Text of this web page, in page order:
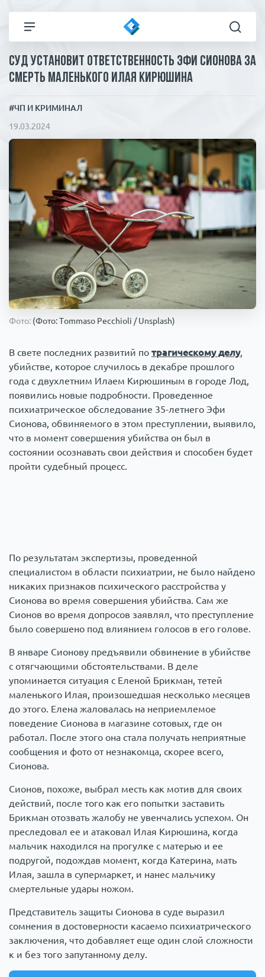
Все новости
Экономика
Общество
Коронавирус
Происшествия
Армия
Технологии
Статьи
ЧП И КРИМИНАЛ
1000 мелочей
Суд установит ответственность Эфи Сионова за
смерть маленького Илая Кирюшина
#ЧП И КРИМИНАЛ
19.03.2024
Фото: (Фото: Tommaso Pecchioli / Unsplash)
В свете последних развитий по трагическому делу,
убийстве, которое случилось в декабре прошлого
года с двухлетним Илаем Кирюшиным в городе Лод,
появились новые подробности. Проведенное
психиатрическое обследование 35-летнего Эфи
Сионова, обвиняемого в этом преступлении, выявило,
что в момент совершения убийства он был в
состоянии осознавать свои действия и способен будет
пройти судебный процесс.
По результатам экспертизы, проведенной
специалистом в области психиатрии, не было найдено
никаких признаков психического расстройства у
Сионова во время совершения убийства. Сам же
Сионов во время допросов заявлял, что преступление
было совершено под влиянием голосов в его голове.
В январе Сионову предъявили обвинение в убийстве
с отягчающими обстоятельствами. В деле
упоминается ситуация с Еленой Брикман, тетей
маленького Илая, произошедшая несколько месяцев
до этого. Елена жаловалась на неприемлемое
поведение Сионова в магазине сотовых, где он
работал. После этого она стала получать неприятные
сообщения и фото от незнакомца, скорее всего,
Сионова.
Сионов, похоже, выбрал месть как мотив для своих
действий, после того как его попытки заставить
Брикман отозвать жалобу не увенчались успехом. Он
преследовал ее и атаковал Илая Кирюшина, когда
мальчик находился на прогулке с матерью и ее
подругой, подождав момент, когда Катерина, мать
Илая, зашла в супермаркет, и нанес мальчику
смертельные удары ножом.
Представитель защиты Сионова в суде выразил
сомнения в достоверности касаемо психиатрического
заключения, что добавляет еще один слой сложности
к и без того запутанному делу.